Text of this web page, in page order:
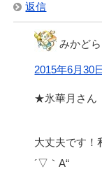
返信
みかどら
2015年6月30
★氷華月さん
大丈夫です！
´▽｀A“